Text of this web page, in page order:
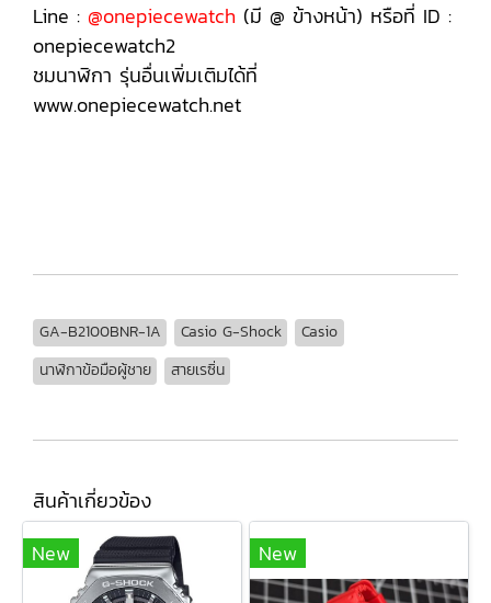
Line : @onepiecewatch (มี @ ข้างหน้า) หรือที่ ID :
onepiecewatch2
ชมนาฬิกา รุ่นอื่นเพิ่มเติมได้ที่
www.onepiecewatch.net
GA-B2100BNR-1A Casio G-Shock
Casio
นาฬิกาข้อมือผู้ชาย
สายเรซิ่น
สินค้าเกี่ยวข้อง
New
New